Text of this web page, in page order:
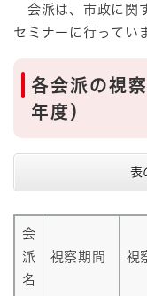
会派は、市政に関
セミナーに行ってい
各会派の視
年度）
表
会
派
名
視察期間 視